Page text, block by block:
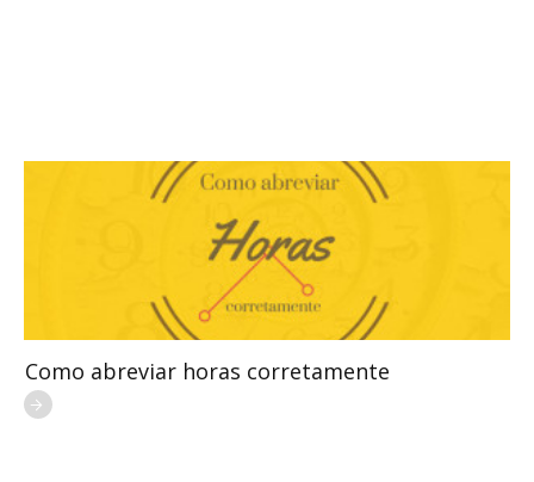
Como abreviar horas corretamente